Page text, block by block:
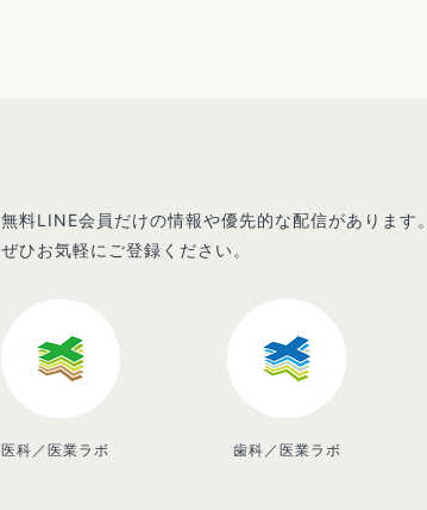
無料LINE会員だけの情報や優先的な配信があります。
ぜひお気軽にご登録ください。
医科／医業ラボ 歯科／医業ラボ